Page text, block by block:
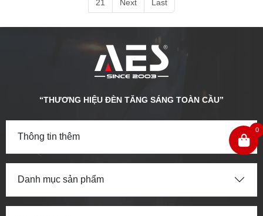
21 Next Last
“THƯƠNG HIỆU ĐÈN TĂNG SÁNG TOÀN CẦU”
Thông tin thêm
Danh mục sản phẩm
0